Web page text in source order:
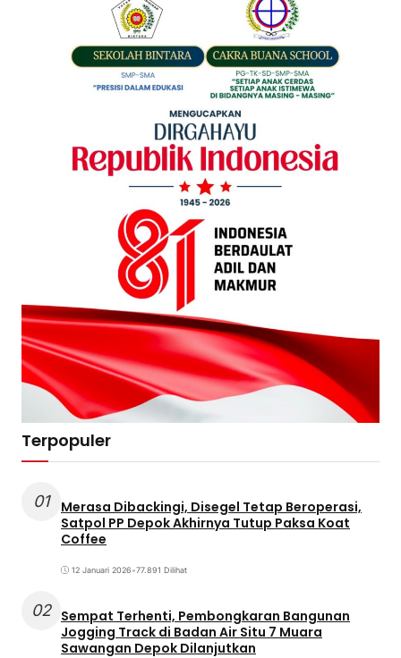
Terpopuler
01
Merasa Dibackingi, Disegel Tetap Beroperasi,
Satpol PP Depok Akhirnya Tutup Paksa Koat
Coffee
12 Januari 2026•77.891 Dilihat
02 Sempat Terhenti, Pembongkaran Bangunan
Jogging Track di Badan Air Situ 7 Muara
Sawangan Depok Dilanjutkan